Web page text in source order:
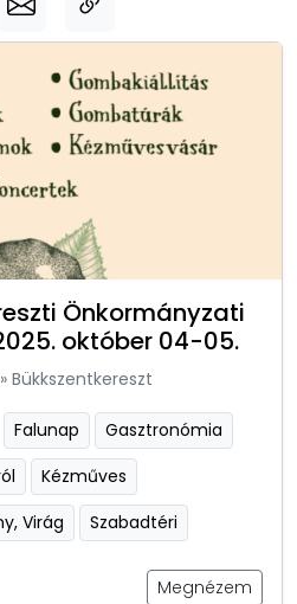
Önkormányzati
október 04-05.
» Bükkszentkereszt
Falunap
Gasztronómia
Kézműves
Virág Szabadtéri
Megnézem